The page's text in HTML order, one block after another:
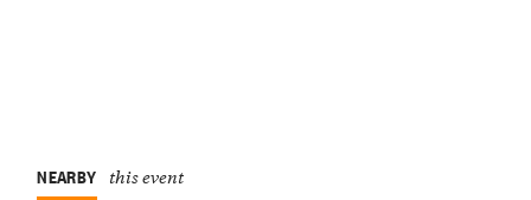
NEARBY this event